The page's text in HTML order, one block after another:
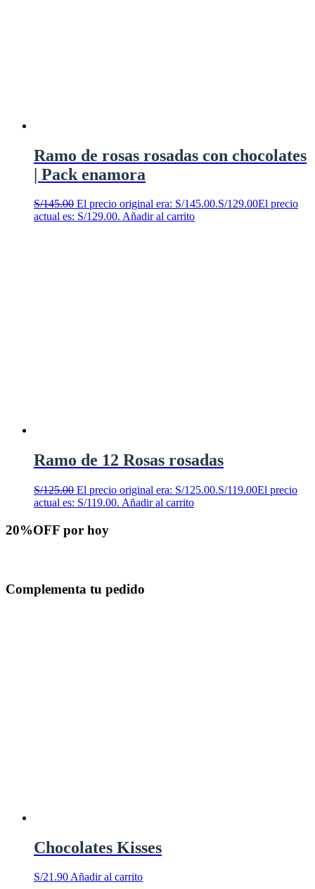
Ramo de rosas rosadas con chocolates
| Pack enamora
S/145.00 El precio original era: S/145.00.S/129.00El precio
actual es: S/129.00. Añadir al carrito
Ramo de 12 Rosas rosadas
S/125.00 El precio original era: S/125.00.S/119.00El precio
actual es: S/119.00. Añadir al carrito
20%OFF por hoy
Complementa tu pedido
Chocolates Kisses
S/21.90Añadir al carrito